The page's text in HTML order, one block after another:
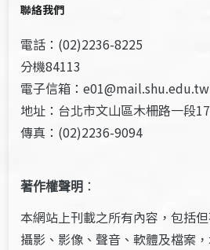
聯絡我們
電話：(02)2236-8225
分機84113
電子信箱：e01@mail.shu.edu.tw
地址：台北市文山區木柵路一段
傳真：(02)2236-9094
著作權聲明 ：
本網站上刊載之所有內容，包括
攝影、影像、聲音、軟體及檔案